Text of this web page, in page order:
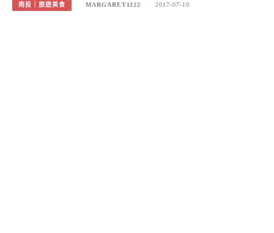
南投｜旅遊美食 MARGARET1122 2017-07-10